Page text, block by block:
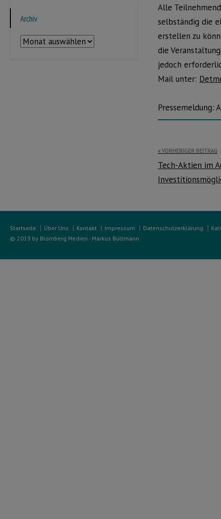
Alle
selbständig die
erstellen zu
die
jedoch
Mail unter:
Pressemeldung:
VORHERIGER BEITRAG
Tech-Aktien im
Archiv
Archiv
Startseite Über Uns Kontakt Impressum Datenschutzerklärung
© 2019 by Blomberg Medien - Markus Bültmann